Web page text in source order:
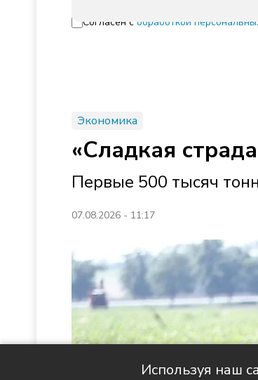
Согласен с обработкой
Экономика
«Сладкая
Первые 500 тысяч
07.08.2026 - 11:17
Используя наш